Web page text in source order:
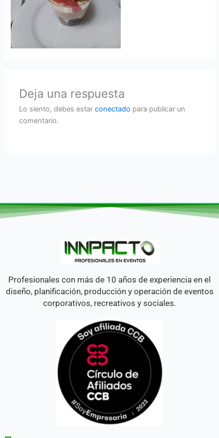
Deja una respuesta
Lo siento, debes estarconectado para publicar un
comentario.
Profesionales con más de 10 años de experiencia en el
diseño, planificación, producción y operación de eventos
corporativos, recreativos y sociales.